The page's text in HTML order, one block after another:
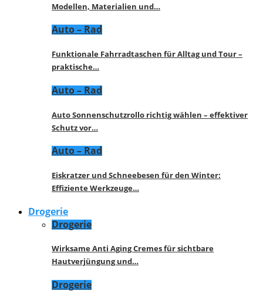
Modellen, Materialien und…
Auto – Rad
Funktionale Fahrradtaschen für Alltag und Tour –
praktische…
Auto – Rad
Auto Sonnenschutzrollo richtig wählen – effektiver
Schutz vor…
Auto – Rad
Eiskratzer und Schneebesen für den Winter:
Effiziente Werkzeuge…
Drogerie
Drogerie
Wirksame Anti Aging Cremes für sichtbare
Hautverjüngung und…
Drogerie